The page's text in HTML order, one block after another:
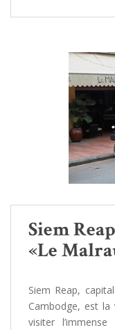
Siem
«Le
Siem Reap,
Cambodge, est la
visiter